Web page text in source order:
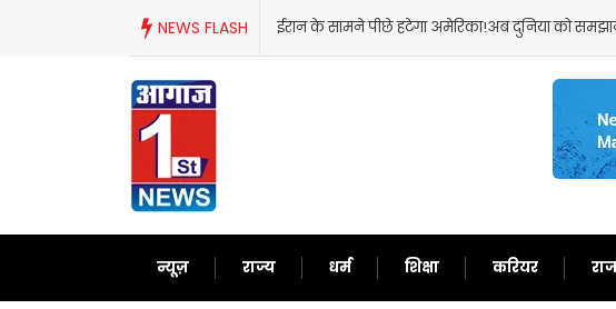
NEWS FLASH
ईरान के सामने पीछे हटेगा अमेरिका!अब दुनिया को समझाने में लगे ट्रंप
न्यूज़ राज्य धर्म शिक्षा करियर